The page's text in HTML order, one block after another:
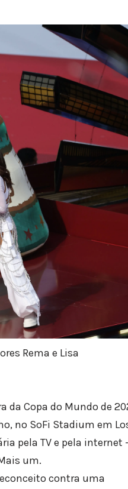
Rema e Lisa
Copa do Mundo de
no SoFi Stadium em
pela TV e pela internet
um.
contra uma